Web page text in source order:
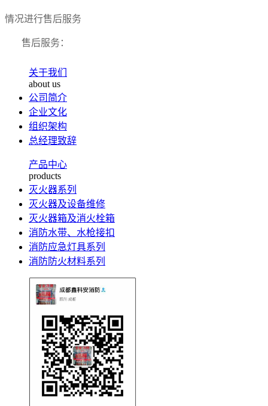
情况进行售后服务
售后服务：
关于我们
about us
公司简介
企业文化
组织架构
总经理致辞
产品中心
products
灭火器系列
灭火器及设备维修
灭火器箱及消火栓箱
消防水带、水枪接扣
消防应急灯具系列
消防防火材料系列